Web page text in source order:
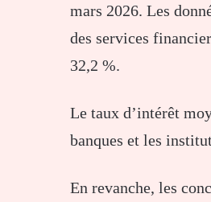
mars 2026. Les
des services
32,2 %.
Le taux d’intérêt
banques et les
En revanche, les